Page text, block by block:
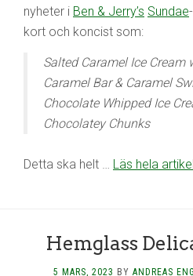
nyheter i Ben & Jerry’s Sundae
kort och koncist som:
Salted Caramel Ice Cream
Caramel Bar & Caramel
Chocolate Whipped Ice
Chocolatey Chunks
Detta ska helt … Läs hela
Hemglass
5 MARS, 2023 BY ANDREAS